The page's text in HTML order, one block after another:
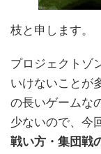
枝と申します。
プロジェクトゾ
いけないことが
の長いゲームな
少ないので、今
戦い方・集団戦